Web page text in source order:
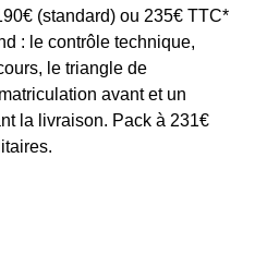
(standard) ou 235€ TTC*
: le contrôle technique,
le triangle de
avant et un
la livraison. Pack à 231€